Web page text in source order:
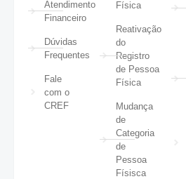
Atendimento
Financeiro
Dúvidas
Frequentes
Fale
com o
CREF
Física
Reativação
do
Registro
de Pessoa
Física
Mudança
de
Categoria
de
Pessoa
Físisca